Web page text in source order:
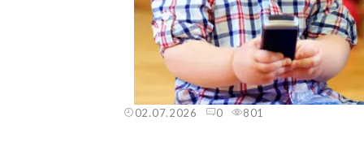
02.07.2026 0 801